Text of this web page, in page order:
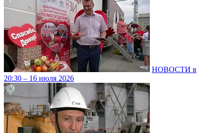
НОВОСТИ в
20:30 – 16 июля 2026